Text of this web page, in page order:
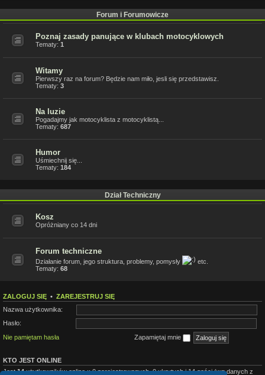
Forum i Forumowicze
Poznaj zasady panujące w klubach motocyklowych
Tematy: 1
Witamy
Pierwszy raz na forum? Będzie nam miło, jesli się przedstawisz.
Tematy: 3
Na luzie
Pogadajmy jak motocyklista z motocyklistą...
Tematy: 687
Humor
Uśmiechnij się...
Tematy: 184
Dział Techniczny
Kosz
Opróżniany co 14 dni
Forum techniczne
Działanie forum, jego struktura, problemy, pomysły
etc.
Tematy: 68
ZALOGUJ SIĘ • ZAREJESTRUJ SIĘ
Nazwa użytkownika:
Hasło:
Nie pamiętam hasła
Zapamiętaj mnie
KTO JEST ONLINE
Jest14użytkowników online :: 0 zarejestrowanych, 0 ukrytych i 14 gości (wg danych z